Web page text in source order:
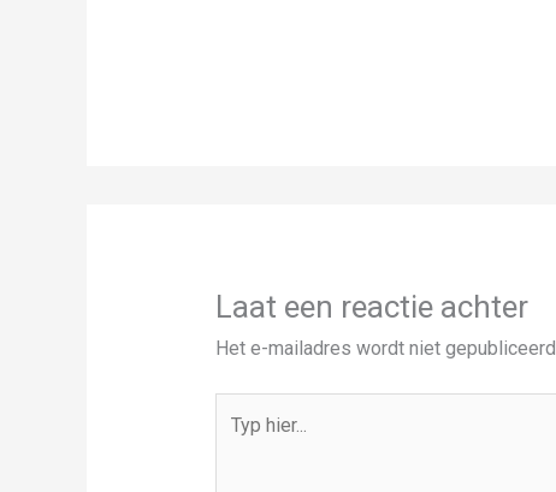
Laat een reactie achter
Het e-mailadres wordt niet gepubliceerd.
hier...